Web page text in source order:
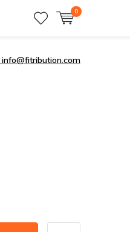
0
info@fitribution.com